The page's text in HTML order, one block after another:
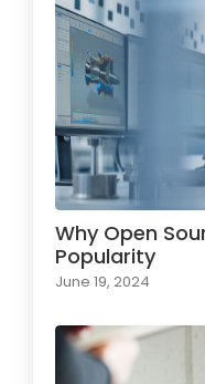
Why Open
Popularity
June 19, 2024